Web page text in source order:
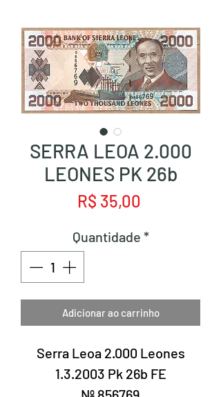
SERRA LEOA 2.000
LEONES PK 26b
R$ 35,00
Quantidade *
Adicionar ao carrinho
Serra Leoa 2.000 Leones
1.3.2003 Pk 26b FE